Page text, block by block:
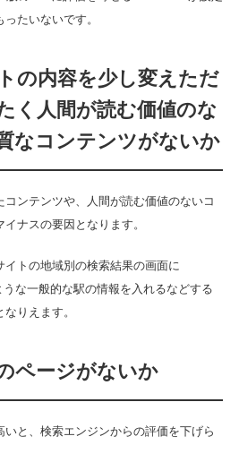
たいないです。
の内容を少し変えただ
く人間が読む価値のな
なコンテンツがないか
ンテンツや、人間が読む価値のないコ
ナスの要因となります。
トの地域別の検索結果の画面に
な一般的な駅の情報を入れるなどする
りえます。
ページがないか
と、検索エンジンからの評価を下げら